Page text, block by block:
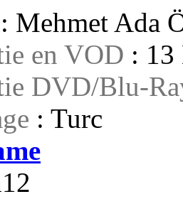
: Mehmet Ada
en VOD : 13
DVD/Blu-
: Turc